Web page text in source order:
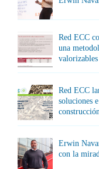
Red ECC
una
Red ECC
soluciones
Erwin
con la